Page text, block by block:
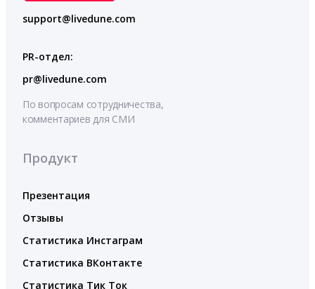
support@livedune.com
PR-отдел:
pr@livedune.com
По вопросам сотрудничества,
комментариев для СМИ
Продукт
Презентация
Отзывы
Статистика Инстаграм
Статистика ВКонтакте
Статистика Тик Ток